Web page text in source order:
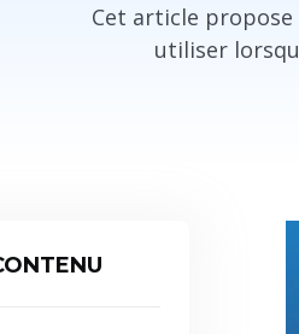
Cet article
utiliser